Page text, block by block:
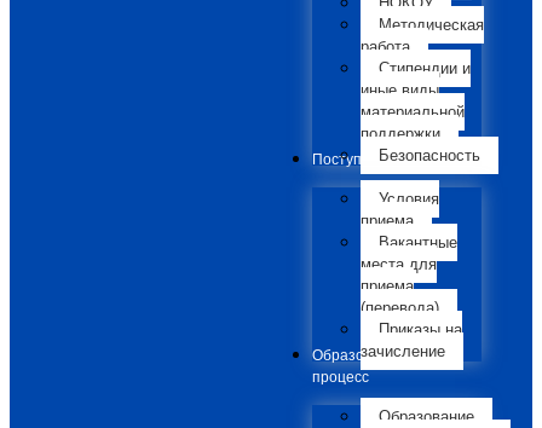
Методическая
работа
Стипендии и
иные виды
материальной
поддержки
Безопасность
Поступающим
Условия
приема
Вакантные
места для
приема
(перевода)
Приказы на
зачисление
Образовательный
процесс
Образование